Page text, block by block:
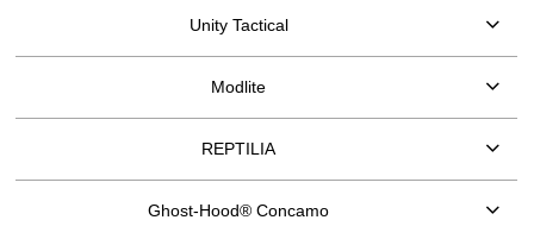
Unity Tactical
Modlite
REPTILIA
Ghost-Hood® Concamo